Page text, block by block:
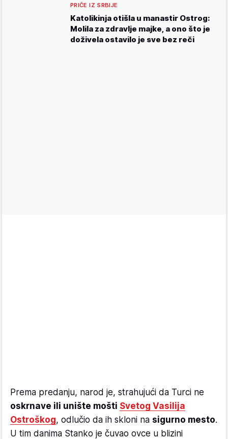
PRIČE IZ SRBIJE
Katolikinja otišla u manastir Ostrog:
Molila za zdravlje majke, a ono što je
doživela ostavilo je sve bez reči
Prema predanju, narod je, strahujući da Turci ne
oskrnave ili unište mošti Svetog Vasilija
Ostroškog, odlučio da ih skloni na sigurno mesto.
U tim danima Stanko je čuvao ovce u blizini